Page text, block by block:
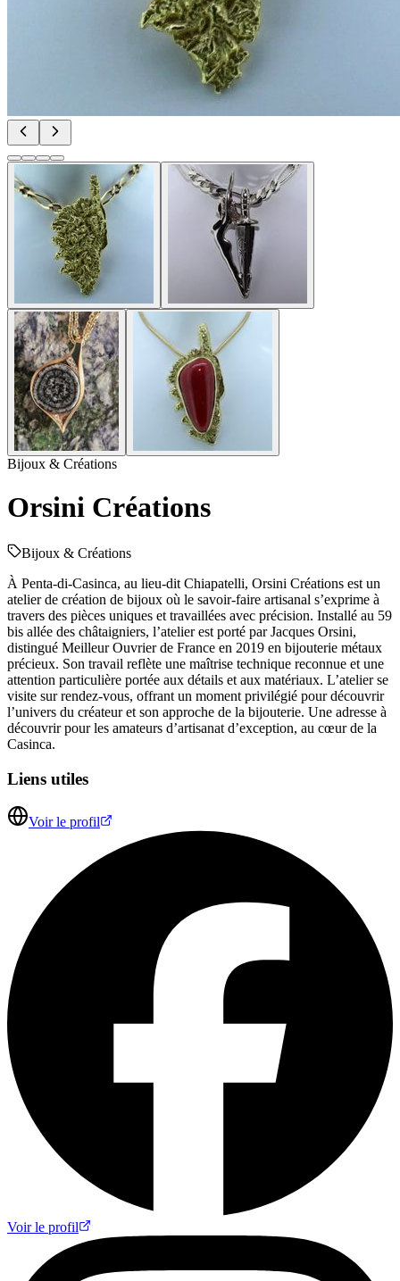
Bijoux & Créations
Orsini Créations
Bijoux & Créations
À Penta-di-Casinca, au lieu-dit Chiapatelli, Orsini Créations est un
atelier de création de bijoux où le savoir-faire artisanal s’exprime à
travers des pièces uniques et travaillées avec précision. Installé au 59
bis allée des châtaigniers, l’atelier est porté par Jacques Orsini,
distingué Meilleur Ouvrier de France en 2019 en bijouterie métaux
précieux. Son travail reflète une maîtrise technique reconnue et une
attention particulière portée aux détails et aux matériaux. L’atelier se
visite sur rendez-vous, offrant un moment privilégié pour découvrir
l’univers du créateur et son approche de la bijouterie. Une adresse à
découvrir pour les amateurs d’artisanat d’exception, au cœur de la
Casinca.
Liens utiles
Voir le profil
Voir le profil